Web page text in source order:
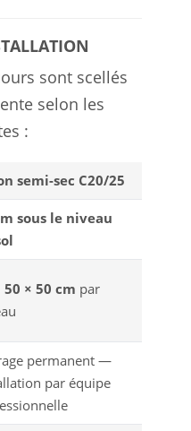
sont scellés
selon les
:
semi-sec C20/25
sous le niveau
50 × 50 cm par
permanent —
par équipe